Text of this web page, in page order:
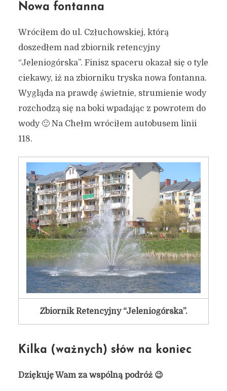
Nowa fontanna
Wróciłem do ul. Człuchowskiej, którą
doszedłem nad zbiornik retencyjny
“Jeleniogórska”. Finisz spaceru okazał się o tyle
ciekawy, iż na zbiorniku tryska nowa fontanna.
Wygląda na prawdę świetnie, strumienie wody
rozchodzą się na boki wpadając z powrotem do
wody 🙂 Na Chełm wróciłem autobusem linii
118.
Zbiornik Retencyjny “Jeleniogórska”.
Kilka (ważnych) słów na koniec
Dziękuję Wam za wspólną podróż 😉